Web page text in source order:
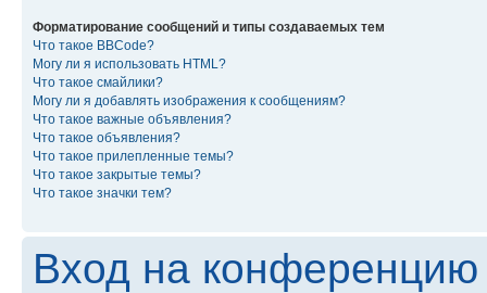
Форматирование сообщений и типы создаваемых тем
Что такое BBCode?
Могу ли я использовать HTML?
Что такое смайлики?
Могу ли я добавлять изображения к сообщениям?
Что такое важные объявления?
Что такое объявления?
Что такое прилепленные темы?
Что такое закрытые темы?
Что такое значки тем?
Вход на конференцию